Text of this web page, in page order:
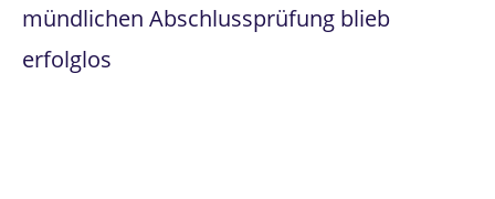
mündlichen Abschlussprüfung blieb
erfolglos